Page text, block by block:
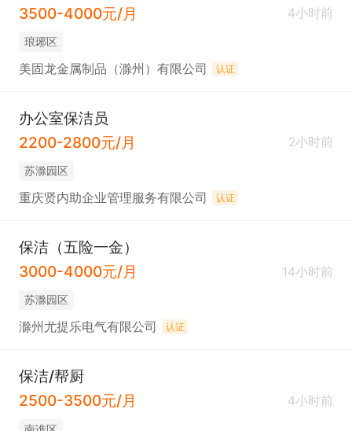
3500-4000元/月
4小时前
琅琊区
美固龙金属制品（滁州）有限公司 认证
办公室保洁员
2200-2800元/月
2小时前
苏滁园区
重庆贤内助企业管理服务有限公司 认证
保洁（五险一金）
3000-4000元/月
14小时前
苏滁园区
滁州尤提乐电气有限公司 认证
保洁/帮厨
2500-3500元/月
4小时前